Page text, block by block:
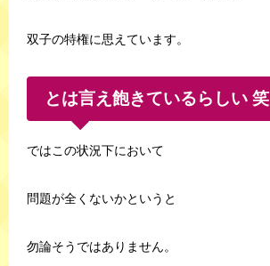
双子の特権に思えています。
とは言え飽きているらしい 笑
ではこの状況下において
問題が全くないかというと
勿論そうではありません。